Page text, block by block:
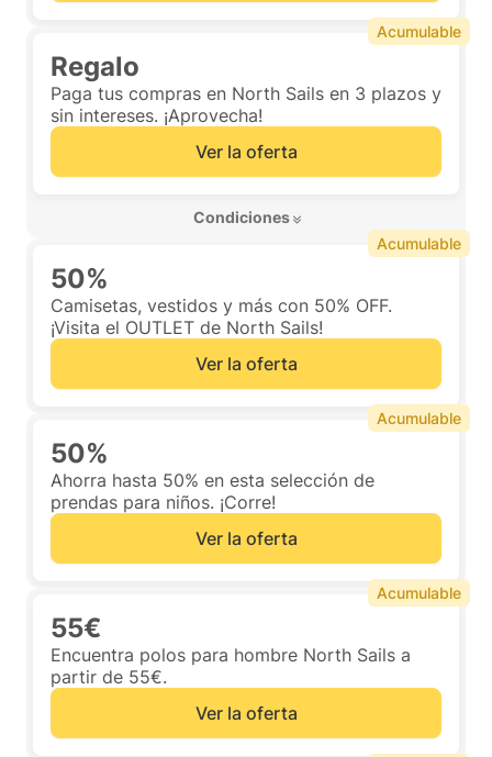
Regalo
Paga tus compras en North Sails en 3 plazos y
sin intereses. ¡Aprovecha!
Ver la oferta
Condiciones
Acumulable
50%
Camisetas, vestidos y más con 50% OFF.
¡Visita el OUTLET de North Sails!
Ver la oferta
Acumulable
50%
Ahorra hasta 50% en esta selección de
prendas para niños. ¡Corre!
Ver la oferta
Acumulable
55€
Encuentra polos para hombre North Sails a
partir de 55€.
Ver la oferta
Acumulable